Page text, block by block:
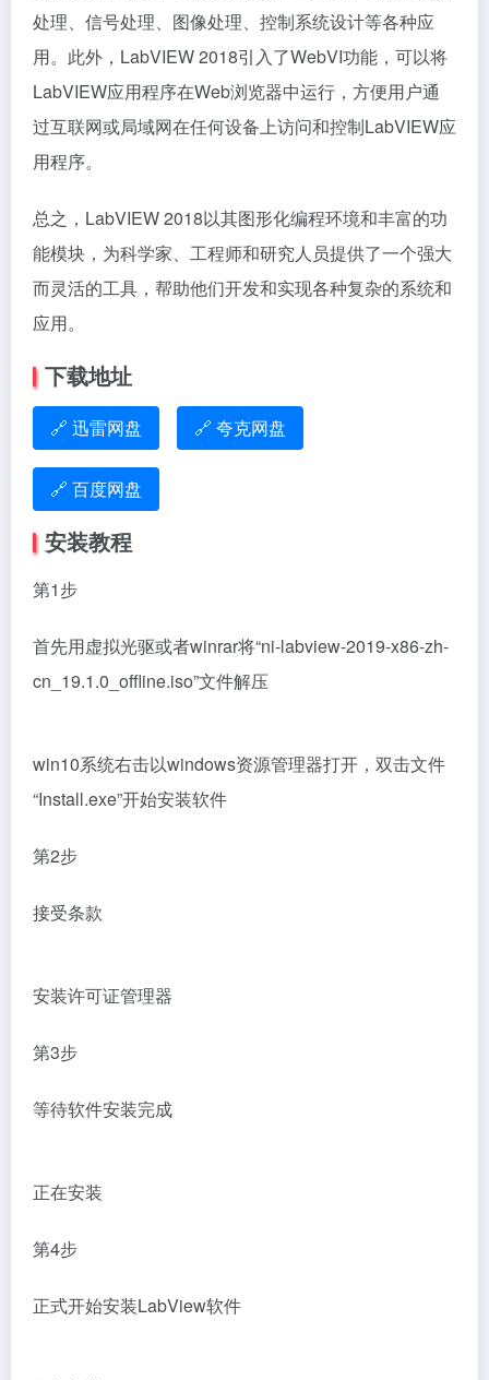
处理、信号处理、图像处理、控制系统设计等各种应
用。此外，LabVIEW 2018引入了WebVI功能，可以将
LabVIEW应用程序在Web浏览器中运行，方便用户通
过互联网或局域网在任何设备上访问和控制LabVIEW应
用程序。
总之，LabVIEW 2018以其图形化编程环境和丰富的功
能模块，为科学家、工程师和研究人员提供了一个强大
而灵活的工具，帮助他们开发和实现各种复杂的系统和
应用。
下载地址
🔗 迅雷网盘 🔗 夸克网盘
🔗 百度网盘
安装教程
第1步
首先用虚拟光驱或者winrar将“ni-labview-2019-x86-zh-
cn_19.1.0_offline.iso”文件解压
win10系统右击以windows资源管理器打开，双击文件
“Install.exe”开始安装软件
第2步
接受条款
安装许可证管理器
第3步
等待软件安装完成
正在安装
第4步
正式开始安装LabView软件